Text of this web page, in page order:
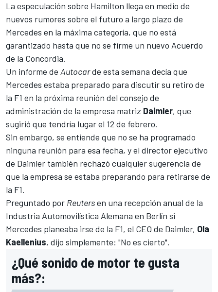
La especulación sobre Hamilton llega en medio de
nuevos rumores sobre el futuro a largo plazo de
Mercedes en la máxima categoría, que no está
garantizado hasta que no se firme un nuevo Acuerdo
de la Concordia.
Un informe de Autocarde esta semana decía que
Mercedes estaba preparado para discutir su retiro de
la F1 en la próxima reunión del consejo de
administración de la empresa matriz Daimler, que
sugirió que tendría lugar el 12 de febrero.
Sin embargo, se entiende que no se ha programado
ninguna reunión para esa fecha, y el director ejecutivo
de Daimler también rechazó cualquier sugerencia de
que la empresa se estaba preparando para retirarse de
la F1.
Preguntado por Reutersen una recepción anual de la
Industria Automovilística Alemana en Berlín si
Mercedes planeaba irse de la F1, el CEO de Daimler, Ola
Kaellenius, dijo simplemente: "No es cierto".
¿Qué sonido de motor te gusta
más?: